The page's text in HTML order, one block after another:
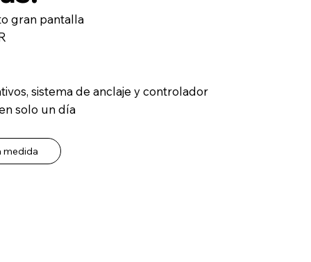
gran pantalla
sistema de anclaje y controlador
solo un día
medida